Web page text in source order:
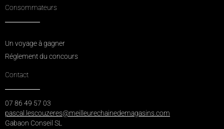
Consommateurs
Un voyage à gagner
Réglement du concours
Contact
07 86 49 57 03
pascal.lescouzeres@meilleurechainedemagasins.com
Gabaon Conseil SL